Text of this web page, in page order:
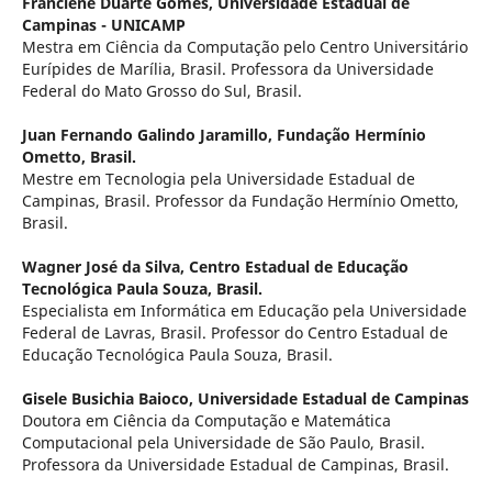
Campinas - UNICAMP
Mestra em Ciência da Computação pelo Centro Universitário
Eurípides de Marília, Brasil. Professora da Universidade
Federal do Mato Grosso do Sul, Brasil.
Juan Fernando Galindo Jaramillo, Fundação Hermínio
Ometto, Brasil.
Mestre em Tecnologia pela Universidade Estadual de
Campinas, Brasil. Professor da Fundação Hermínio Ometto,
Brasil.
Wagner José da Silva, Centro Estadual de Educação
Tecnológica Paula Souza, Brasil.
Especialista em Informática em Educação pela Universidade
Federal de Lavras, Brasil. Professor do Centro Estadual de
Educação Tecnológica Paula Souza, Brasil.
Gisele Busichia Baioco, Universidade Estadual de Campinas
Doutora em Ciência da Computação e Matemática
Computacional pela Universidade de São Paulo, Brasil.
Professora da Universidade Estadual de Campinas, Brasil.